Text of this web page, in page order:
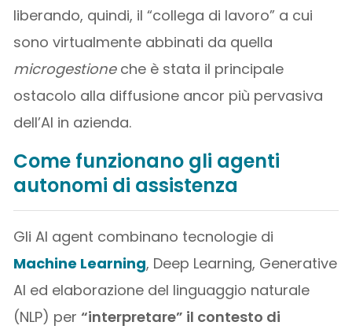
liberando, quindi, il “collega di lavoro” a cui
sono virtualmente abbinati da quella
microgestioneche è stata il principale
ostacolo alla diffusione ancor più pervasiva
dell’AI in azienda.
Come funzionano gli agenti
autonomi di assistenza
Gli AI agent combinano tecnologie di
Machine Learning, Deep Learning, Generative
AI ed elaborazione del linguaggio naturale
(NLP) per“interpretare” il contesto di